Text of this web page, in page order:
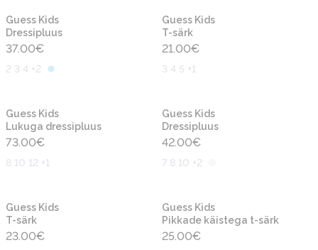
Guess Kids
Dressipluus
37.00€
2 3 4 +2
Guess Kids
T-särk
21.00€
3 4 5 +1
Guess Kids
Lukuga dressipluus
73.00€
8 10 12 +1
Guess Kids
Dressipluus
42.00€
7 8 10 +2
Guess Kids
T-särk
23.00€
Guess Kids
Pikkade käistega t-särk
25.00€